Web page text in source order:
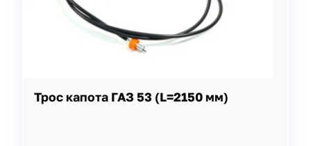
Трос капота ГАЗ 53 (L=2150 мм)